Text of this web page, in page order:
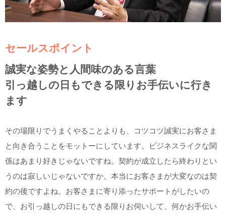
セールスポイント
誠実な姿勢と人間味のある言葉
引っ越しの日もできる限りお手伝いに行き
ます
その場限りでうまくやることよりも、コツコツ誠実にお客さま
と向き合うことをモットーにしています。ビジネスライクな関
係はあまり好きじゃないですね。契約が成立したら終わりとい
うのは寂しいじゃないですか。本当にお客さまが大変なのは契
約の後ですよね。お客さまに寄り添ったサポートがしたいの
で、お引っ越しの日にもできる限りお伺いして、何かお手伝い